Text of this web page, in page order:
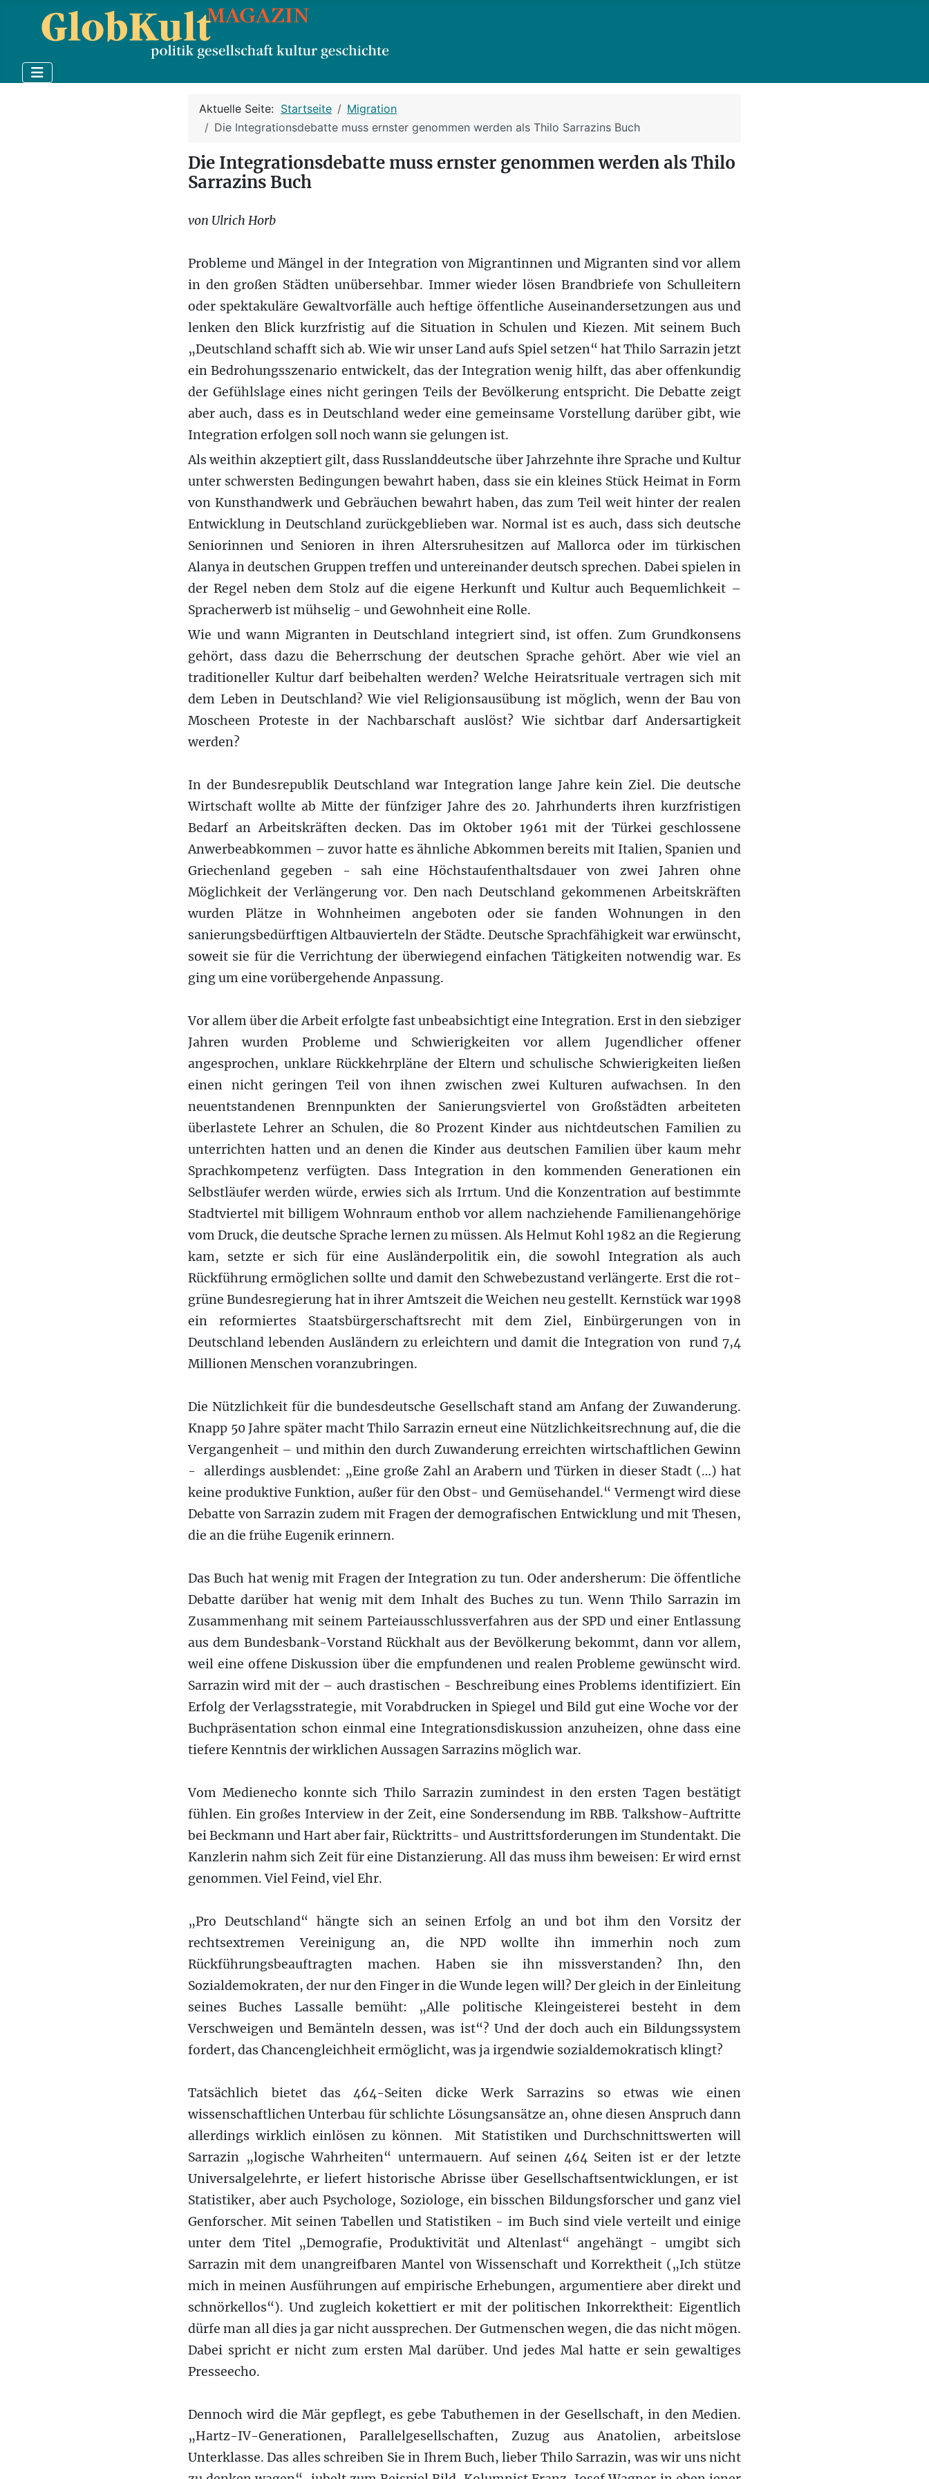
Aktuelle Seite: Startseite
Migration
Die Integrationsdebatte muss ernster genommen werden als Thilo Sarrazins Buch
Die Integrationsdebatte muss ernster genommen werden als Thilo
Sarrazins Buch
von Ulrich Horb
Probleme und Mängel in der Integration von Migrantinnen und Migranten sind vor allem
in den großen Städten unübersehbar. Immer wieder lösen Brandbriefe von Schulleitern
oder spektakuläre Gewaltvorfälle auch heftige öffentliche Auseinandersetzungen aus und
lenken den Blick kurzfristig auf die Situation in Schulen und Kiezen. Mit seinem Buch
„Deutschland schafft sich ab. Wie wir unser Land aufs Spiel setzen“ hat Thilo Sarrazin jetzt
ein Bedrohungsszenario entwickelt, das der Integration wenig hilft, das aber offenkundig
der Gefühlslage eines nicht geringen Teils der Bevölkerung entspricht. Die Debatte zeigt
aber auch, dass es in Deutschland weder eine gemeinsame Vorstellung darüber gibt, wie
Integration erfolgen soll noch wann sie gelungen ist.
Als weithin akzeptiert gilt, dass Russlanddeutsche über Jahrzehnte ihre Sprache und Kultur
unter schwersten Bedingungen bewahrt haben, dass sie ein kleines Stück Heimat in Form
von Kunsthandwerk und Gebräuchen bewahrt haben, das zum Teil weit hinter der realen
Entwicklung in Deutschland zurückgeblieben war. Normal ist es auch, dass sich deutsche
Seniorinnen und Senioren in ihren Altersruhesitzen auf Mallorca oder im türkischen
Alanya in deutschen Gruppen treffen und untereinander deutsch sprechen. Dabei spielen in
der Regel neben dem Stolz auf die eigene Herkunft und Kultur auch Bequemlichkeit –
Spracherwerb ist mühselig - und Gewohnheit eine Rolle.
Wie und wann Migranten in Deutschland integriert sind, ist offen. Zum Grundkonsens
gehört, dass dazu die Beherrschung der deutschen Sprache gehört. Aber wie viel an
traditioneller Kultur darf beibehalten werden? Welche Heiratsrituale vertragen sich mit
dem Leben in Deutschland? Wie viel Religionsausübung ist möglich, wenn der Bau von
Moscheen Proteste in der Nachbarschaft auslöst? Wie sichtbar darf Andersartigkeit
werden?
In der Bundesrepublik Deutschland war Integration lange Jahre kein Ziel. Die deutsche
Wirtschaft wollte ab Mitte der fünfziger Jahre des 20. Jahrhunderts ihren kurzfristigen
Bedarf an Arbeitskräften decken. Das im Oktober 1961 mit der Türkei geschlossene
Anwerbeabkommen – zuvor hatte es ähnliche Abkommen bereits mit Italien, Spanien und
Griechenland gegeben - sah eine Höchstaufenthaltsdauer von zwei Jahren ohne
Möglichkeit der Verlängerung vor. Den nach Deutschland gekommenen Arbeitskräften
wurden Plätze in Wohnheimen angeboten oder sie fanden Wohnungen in den
sanierungsbedürftigen Altbauvierteln der Städte. Deutsche Sprachfähigkeit war erwünscht,
soweit sie für die Verrichtung der überwiegend einfachen Tätigkeiten notwendig war. Es
ging um eine vorübergehende Anpassung.
Vor allem über die Arbeit erfolgte fast unbeabsichtigt eine Integration. Erst in den siebziger
Jahren wurden Probleme und Schwierigkeiten vor allem Jugendlicher offener
angesprochen, unklare Rückkehrpläne der Eltern und schulische Schwierigkeiten ließen
einen nicht geringen Teil von ihnen zwischen zwei Kulturen aufwachsen. In den
neuentstandenen Brennpunkten der Sanierungsviertel von Großstädten arbeiteten
überlastete Lehrer an Schulen, die 80 Prozent Kinder aus nichtdeutschen Familien zu
unterrichten hatten und an denen die Kinder aus deutschen Familien über kaum mehr
Sprachkompetenz verfügten. Dass Integration in den kommenden Generationen ein
Selbstläufer werden würde, erwies sich als Irrtum. Und die Konzentration auf bestimmte
Stadtviertel mit billigem Wohnraum enthob vor allem nachziehende Familienangehörige
vom Druck, die deutsche Sprache lernen zu müssen. Als Helmut Kohl 1982 an die Regierung
kam, setzte er sich für eine Ausländerpolitik ein, die sowohl Integration als auch
Rückführung ermöglichen sollte und damit den Schwebezustand verlängerte. Erst die rot-
grüne Bundesregierung hat in ihrer Amtszeit die Weichen neu gestellt. Kernstück war 1998
ein reformiertes Staatsbürgerschaftsrecht mit dem Ziel, Einbürgerungen von in
Deutschland lebenden Ausländern zu erleichtern und damit die Integration von rund 7,4
Millionen Menschen voranzubringen.
Die Nützlichkeit für die bundesdeutsche Gesellschaft stand am Anfang der Zuwanderung.
Knapp 50 Jahre später macht Thilo Sarrazin erneut eine Nützlichkeitsrechnung auf, die die
Vergangenheit – und mithin den durch Zuwanderung erreichten wirtschaftlichen Gewinn
- allerdings ausblendet: „Eine große Zahl an Arabern und Türken in dieser Stadt (…) hat
keine produktive Funktion, außer für den Obst- und Gemüsehandel.“ Vermengt wird diese
Debatte von Sarrazin zudem mit Fragen der demografischen Entwicklung und mit Thesen,
die an die frühe Eugenik erinnern.
Das Buch hat wenig mit Fragen der Integration zu tun. Oder andersherum: Die öffentliche
Debatte darüber hat wenig mit dem Inhalt des Buches zu tun. Wenn Thilo Sarrazin im
Zusammenhang mit seinem Parteiausschlussverfahren aus der SPD und einer Entlassung
aus dem Bundesbank-Vorstand Rückhalt aus der Bevölkerung bekommt, dann vor allem,
weil eine offene Diskussion über die empfundenen und realen Probleme gewünscht wird.
Sarrazin wird mit der – auch drastischen - Beschreibung eines Problems identifiziert. Ein
Erfolg der Verlagsstrategie, mit Vorabdrucken in Spiegel und Bild gut eine Woche vor der
Buchpräsentation schon einmal eine Integrationsdiskussion anzuheizen, ohne dass eine
tiefere Kenntnis der wirklichen Aussagen Sarrazins möglich war.
Vom Medienecho konnte sich Thilo Sarrazin zumindest in den ersten Tagen bestätigt
fühlen. Ein großes Interview in der Zeit, eine Sondersendung im RBB. Talkshow-Auftritte
bei Beckmann und Hart aber fair, Rücktritts- und Austrittsforderungen im Stundentakt. Die
Kanzlerin nahm sich Zeit für eine Distanzierung. All das muss ihm beweisen: Er wird ernst
genommen. Viel Feind, viel Ehr.
„Pro Deutschland“ hängte sich an seinen Erfolg an und bot ihm den Vorsitz der
rechtsextremen Vereinigung an, die NPD wollte ihn immerhin noch zum
Rückführungsbeauftragten machen. Haben sie ihn missverstanden? Ihn, den
Sozialdemokraten, der nur den Finger in die Wunde legen will? Der gleich in der Einleitung
seines Buches Lassalle bemüht: „Alle politische Kleingeisterei besteht in dem
Verschweigen und Bemänteln dessen, was ist“? Und der doch auch ein Bildungssystem
fordert, das Chancengleichheit ermöglicht, was ja irgendwie sozialdemokratisch klingt?
Tatsächlich bietet das 464-Seiten dicke Werk Sarrazins so etwas wie einen
wissenschaftlichen Unterbau für schlichte Lösungsansätze an, ohne diesen Anspruch dann
allerdings wirklich einlösen zu können. Mit Statistiken und Durchschnittswerten will
Sarrazin „logische Wahrheiten“ untermauern. Auf seinen 464 Seiten ist er der letzte
Universalgelehrte, er liefert historische Abrisse über Gesellschaftsentwicklungen, er ist
Statistiker, aber auch Psychologe, Soziologe, ein bisschen Bildungsforscher und ganz viel
Genforscher. Mit seinen Tabellen und Statistiken - im Buch sind viele verteilt und einige
unter dem Titel „Demografie, Produktivität und Altenlast“ angehängt - umgibt sich
Sarrazin mit dem unangreifbaren Mantel von Wissenschaft und Korrektheit („Ich stütze
mich in meinen Ausführungen auf empirische Erhebungen, argumentiere aber direkt und
schnörkellos“). Und zugleich kokettiert er mit der politischen Inkorrektheit: Eigentlich
dürfe man all dies ja gar nicht aussprechen. Der Gutmenschen wegen, die das nicht mögen.
Dabei spricht er nicht zum ersten Mal darüber. Und jedes Mal hatte er sein gewaltiges
Presseecho.
Dennoch wird die Mär gepflegt, es gebe Tabuthemen in der Gesellschaft, in den Medien.
„Hartz-IV-Generationen, Parallelgesellschaften, Zuzug aus Anatolien, arbeitslose
Unterklasse. Das alles schreiben Sie in Ihrem Buch, lieber Thilo Sarrazin, was wir uns nicht